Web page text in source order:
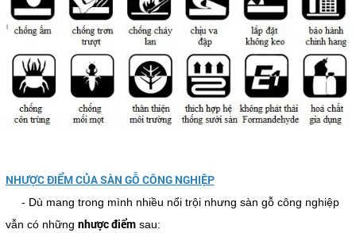
NHƯỢC ĐIỂM CỦA SÀN GỖ CÔNG NGHIỆP
- Dù mang trong mình nhiều nổi trội nhưng sàn gỗ công nghiệp
vẫn có những nhược điểmsau: